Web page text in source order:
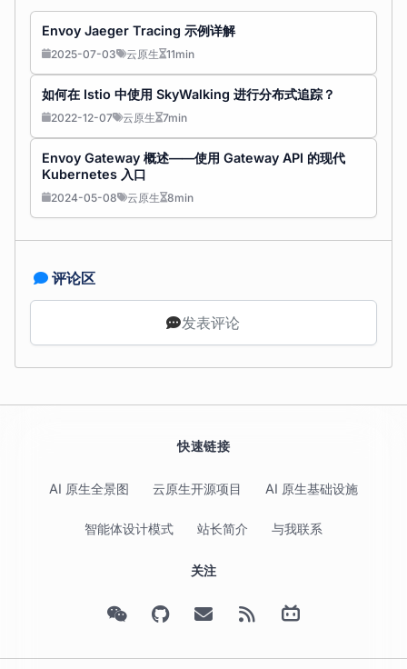
Envoy Jaeger Tracing 示例详解
2025-07-03 云原生 11min
如何在 Istio 中使用 SkyWalking 进行分布式追踪？
2022-12-07 云原生 7min
Envoy Gateway 概述——使用 Gateway API 的现代
Kubernetes 入口
2024-05-08 云原生 8min
评论区
发表评论
快速链接
AI 原生全景图 云原生开源项目 AI 原生基础设施
智能体设计模式 站长简介 与我联系
关注